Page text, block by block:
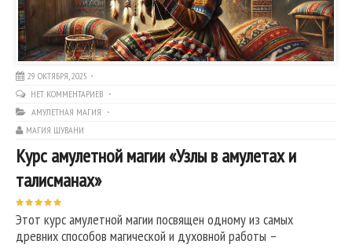
29 ОКТЯБРЯ, 2025
НЕТ КОММЕНТАРИЕВ
АМУЛЕТНАЯ МАГИЯ
МАГИЯ ШУВАНИ
Курс амулетной магии «Узлы в амулетах и
талисманах»
Этот курс амулетной магии посвящен одному из самых
древних способов магической и духовной работы –